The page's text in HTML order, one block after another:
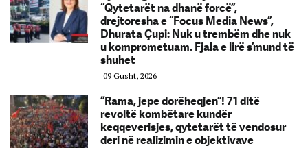
“Qytetarët na dhanë forcë”,
drejtoresha e “Focus Media News”,
Dhurata Çupi: Nuk u trembëm dhe nuk
u komprometuam. Fjala e lirë s’mund të
shuhet
09 Gusht, 2026
“Rama, jepe dorëheqjen”! 71 ditë
revoltë kombëtare kundër
keqqeverisjes, qytetarët të vendosur
deri në realizimin e objektivave